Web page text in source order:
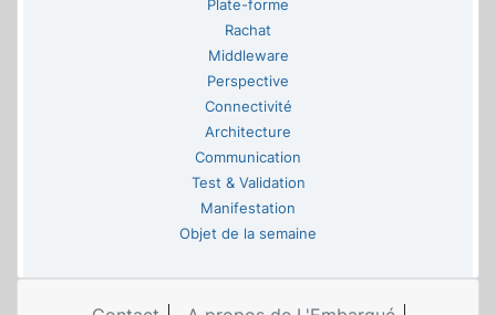
Plate-forme
Rachat
Middleware
Perspective
Connectivité
Architecture
Communication
Test & Validation
Manifestation
Objet de la semaine